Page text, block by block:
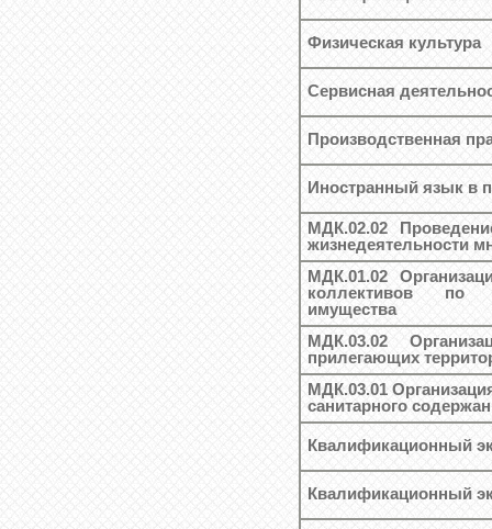
Физическая культура
Сервисная
Производственная
Иностранный язык в
МДК.02.02
жизнедеятельности
МДК.01.02
коллективов по
имущества
МДК.03.02
прилегающих
МДК.03.01
санитарного
Квалификационный
Квалификационный